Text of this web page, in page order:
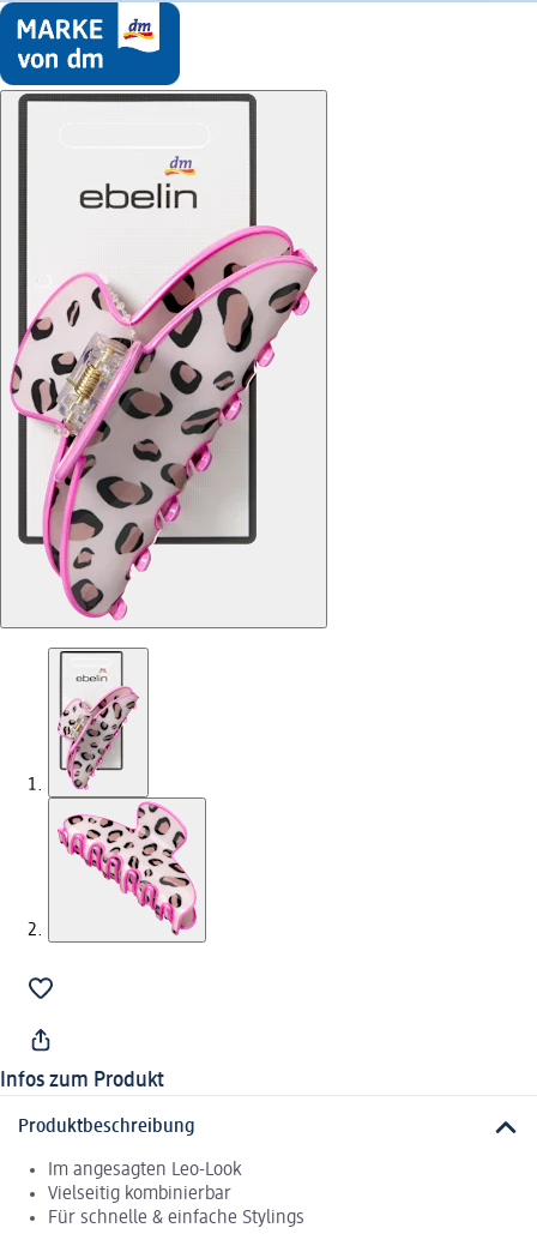
Infos zum Produkt
Produktbeschreibung
Im angesagten Leo-Look
Vielseitig kombinierbar
Für schnelle & einfache Stylings